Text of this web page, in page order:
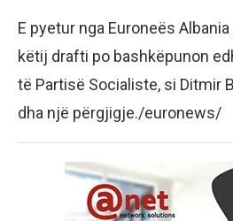
E pyetur nga Euroneës
këtij drafti po bashkëpunon
të Partisë Socialiste, si Ditmir
dha një përgjigje./euronews/